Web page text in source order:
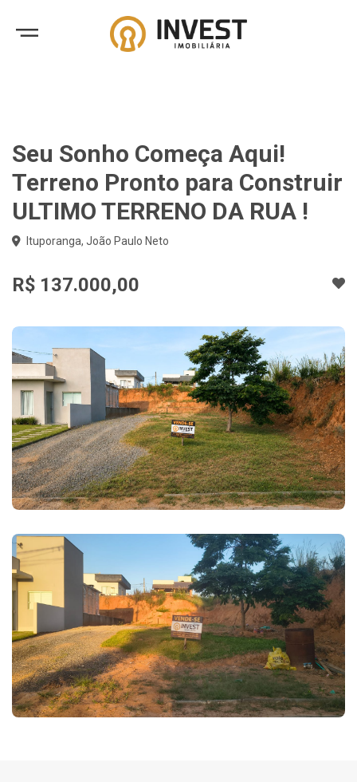
Seu Sonho Começa Aqui!
Terreno Pronto para Construir
ULTIMO TERRENO DA RUA !
Ituporanga, João Paulo Neto
R$ 137.000,00